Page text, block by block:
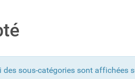
sous-catégories sont affichées